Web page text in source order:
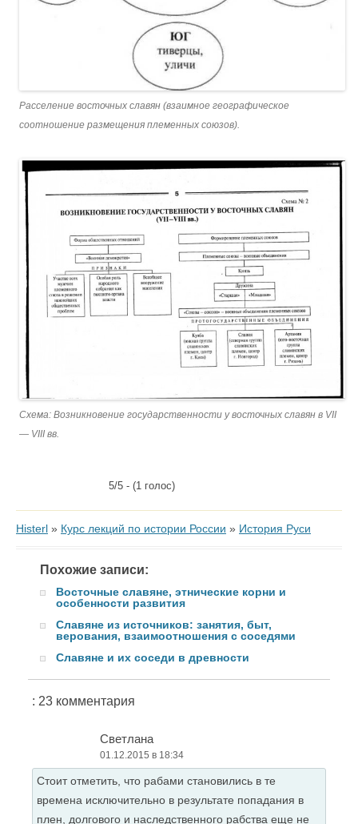
Расселение восточных славян (взаимное географическое
соотношение размещения племенных союзов).
Схема: Возникновение государственности у восточных славян в VII
— VIII вв.
5/5 - (1 голос)
Histerl » Курс лекций по истории России » История Руси
Похожие записи:
Восточные славяне, этнические корни и
особенности развития
Славяне из источников: занятия, быт,
верования, взаимоотношения с соседями
Славяне и их соседи в древности
: 23 комментария
Светлана
01.12.2015 в 18:34
Стоит отметить, что рабами становились в те
времена исключительно в результате попадания в
плен, долгового и наследственного рабства еще не